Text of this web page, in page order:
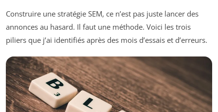
Construire une stratégie SEM, ce n’est pas juste lancer des
annonces au hasard. Il faut une méthode. Voici les trois
piliers que j’ai identifiés après des mois d’essais et d’erreurs.